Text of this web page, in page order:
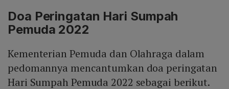
Doa Peringatan Hari Sumpah
Pemuda 2022
Kementerian Pemuda dan Olahraga dalam
pedomannya mencantumkan doa peringatan
Hari Sumpah Pemuda 2022 sebagai berikut.